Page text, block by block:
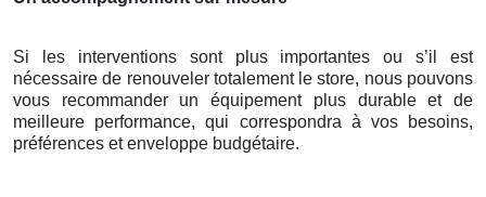
Si les interventions sont plus importantes ou s’il est
nécessaire de renouveler totalement le store, nous pouvons
vous recommander un équipement plus durable et de
meilleure performance, qui correspondra à vos besoins,
préférences et enveloppe budgétaire.